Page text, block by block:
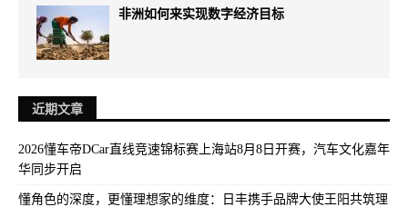
非洲如何来实现数字经济目标
近期文章
2026懂车帝DCar直线竞速锦标赛上海站8月8日开赛，汽车文化嘉年
华同步开启
懂角色的深度，更懂理想家的维度：日丰携手品牌大使王阳共筑理